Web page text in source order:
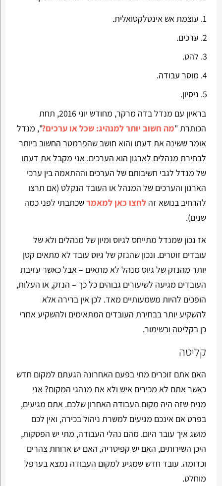
עוצמת אש אינטלקטואלית.
ערכים.
להט.
מוסר עבודה.
ניסיון.
בראיון עם מנדל בדה מרקר, מחודש יוני 2016, תחת
הכותרת "מה חשוב יותר למנהיג: שכל או ערכים?", מנדל
אומר ששינה את דעתו והוא חושב שהפרמטר החשוב ביותר
לבחירת מנהלים לארגון הוא הערכים. אני מקבל את דעתו
של מנדל לגבי חשיבותם של הערכים וההתאמה בין ערכי
הארגון והערכים של המנהל או העובד הנקלט (אם תרצו
להרחיב בנושא זה לחצו כאן למאמרשכתבתי לפני כמה
שנים).
אז נכון שמנדל מתייחס לגיוס ומיון של מנהלים ולא של
עובדים זוטרים. ונכון שהנזק של גיוס עובד לא מתאים קטן
יותר מהנזק של גיוס מנהל לא מתאים – אבל כאשר עזיבת
העובדים מגיעה לשיעורים גבוהים כל כך – הנזק, או העלות,
הופכים להיות משמעותיים מאד. לכן אין ברירה אלא
להשקיע יותר בבחירת העובדים המתאימים ולהשקיע אחרי
כן בקליטה ובשימור.
קליטה
האם אתם זוכרים מתי בפעם האחרונה הגעתם למקום חדש
כאשר אתם לא מכירים איש ולא את מנהגי המקום? אני
מניח שזה היה מקום העבודה האחרון שלכם. אתם מגיעים,
בפרט אם אינכם מגיעים למשרת ניהול בכירה, ואין לכם
מושג איך עובר היום. מהם נהלי העבודה, מתי יש הפסקות,
היכן השירותים, האם יש קפיטריה, האם יש ארוחת צהרים
וכדומה. עובד חדש שמגיע למקום העבודה נמצא בערפל
מוחלט.